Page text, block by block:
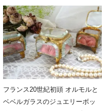
フランス20世紀初頭 オルモルと
ベベルガラスのジュエリーボッ